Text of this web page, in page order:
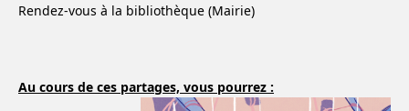
Rendez-vous à la bibliothèque (Mairie)
Au cours de ces partages, vous pourrez :